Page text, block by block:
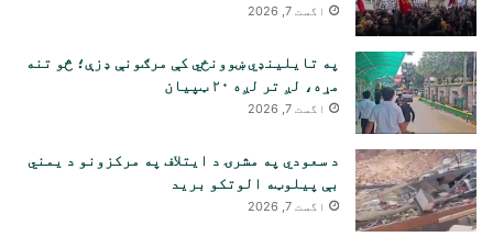
اگست 7, 2026
په تایلینډي ښوونځي کې مرګونې ډزې؛ څو تنه
مړه، لږ تر لږه ۲۰ ټپیان
اگست 7, 2026
د سعودي په مشرۍ د ایتلاف په مرکزونو د یمني
بې پیلوټه الوتکو برید
اگست 7, 2026